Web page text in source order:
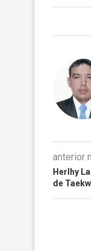
anterior
Herlhy
de